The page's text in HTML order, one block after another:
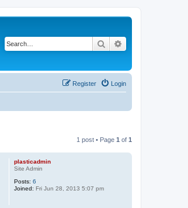
Search
Login
Register
1 post • Page 1 of 1
plasticadmin
Site Admin
Posts: 6
Joined: Fri Jun 28, 2013 5:07 pm